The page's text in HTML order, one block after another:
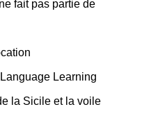
fait pas partie de
Learning
la Sicile et la voile